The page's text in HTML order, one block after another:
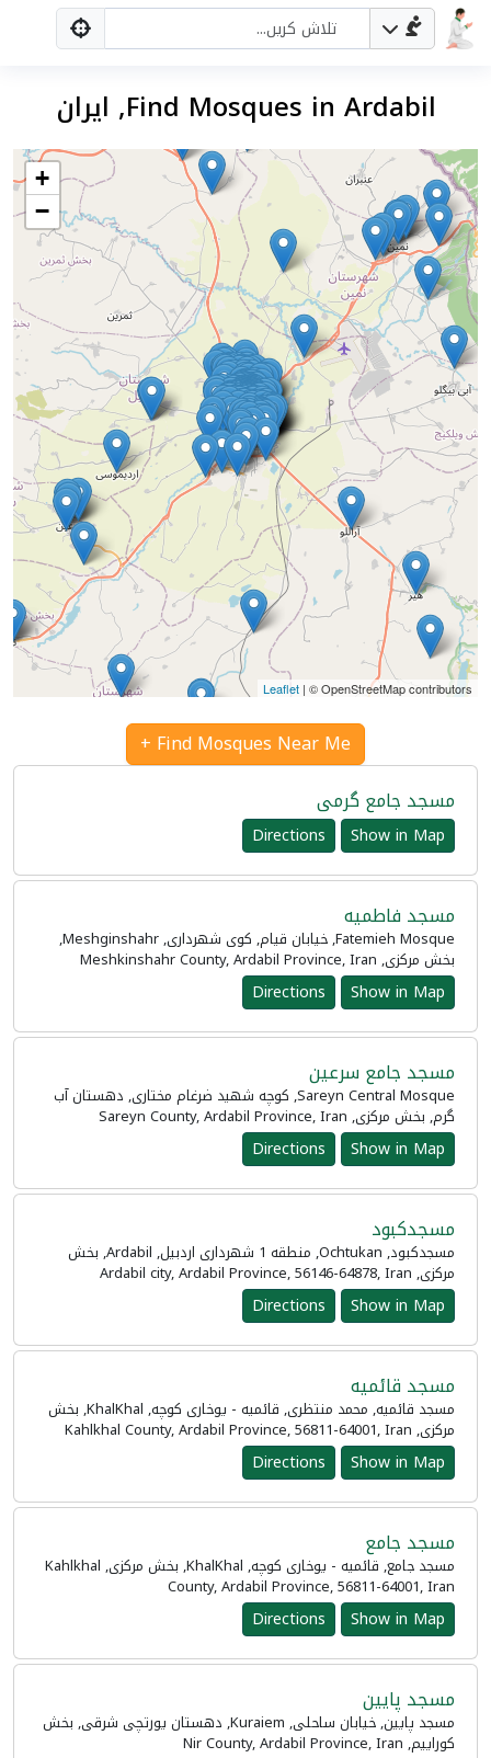
Find Mosques in Ardabil, ایران
+
−
Leaflet | © OpenStreetMap contributors
Find Mosques Near Me +
مسجد جامع گرمی
Show in Map
Directions
مسجد فاطمیه
Fatemieh Mosque, خیابان قیام, کوی شهرداری, Meshginshahr,
بخش مرکزی, Meshkinshahr County, Ardabil Province, Iran
Show in Map
Directions
مسجد جامع سرعین
Sareyn Central Mosque, کوچه شهید ضرغام مختاری, دهستان آب
گرم, بخش مرکزی, Sareyn County, Ardabil Province, Iran
Show in Map
Directions
مسجدکبود
مسجدکبود, Ochtukan, منطقه 1 شهرداری اردبیل, Ardabil, بخش
مرکزی, Ardabil city, Ardabil Province, 56146-64878, Iran
Show in Map
Directions
مسجد قائمیه
مسجد قائمیه, محمد منتظری, قائمیه - یوخاری کوچه, KhalKhal, بخش
مرکزی, Kahlkhal County, Ardabil Province, 56811-64001, Iran
Show in Map
Directions
مسجد جامع
مسجد جامع, قائمیه - یوخاری کوچه, KhalKhal, بخش مرکزی, Kahlkhal
County, Ardabil Province, 56811-64001, Iran
Show in Map
Directions
مسجد پایین
مسجد پایین, خیابان ساحلی, Kuraiem, دهستان یورتچی شرقی, بخش
کوراییم, Nir County, Ardabil Province, Iran